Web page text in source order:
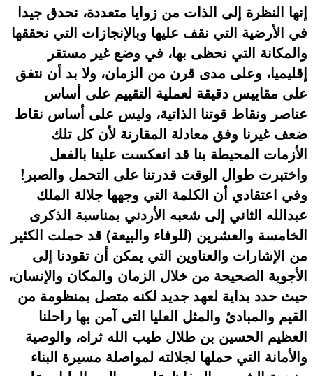
إنها النظرة إلى الذات من زوايا متعددة، نحدق جيدا
في الأرضية التي نقف عليها وبالإنجازات التي نحققها
والمكانة التي نحظى بها، في وضع غير مستقر
إقليميا، وعلى مدى قرن من الزمان، ولا بد أن نتفق
على مقاييس دقيقة لعملية التقييم على أساس
عناصر ونقاط قوتنا الذاتية، وليس على أساس نقاط
ضعف غيرنا وفق معادلة المقارنة لأن كل تلك
الأزمات المحيطة بنا قد انعكست علينا بالفعل
واختبرت طوال الوقت قدرتنا على التحمل والصبر!
وفي اعتقادي أن الكلمة التي وجهها جلالة الملك
عبدالله الثاني إلى شعبه الأردني بمناسبة الذكرى
الخامسة والعشرين (للوفاء والبيعة) قد حملت الكثير
من الإشارات والعناوين التي يمكن أن تقودنا إلى
الأجوبة الصحيحة من خلال الزمان والمكان والإنسان،
حيث حدد بداية لعهد جديد لكنه متصل بمنظومة من
القيم والمبادئ والمثل العليا التى آمن بها راحلنا
العظيم الحسين بن طلال طيب الله ثراه، والوصية
والأمانة التي حملها لجلالته لمواصلة مسيرة البناء